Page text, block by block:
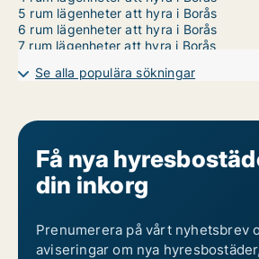
5 rum lägenheter att hyra i Borås
6 rum lägenheter att hyra i Borås
7 rum lägenheter att hyra i Borås
Se alla populära sökningar
Få nya
din inkorg
Prenumerera på vårt nyhetsbrev
aviseringar om nya